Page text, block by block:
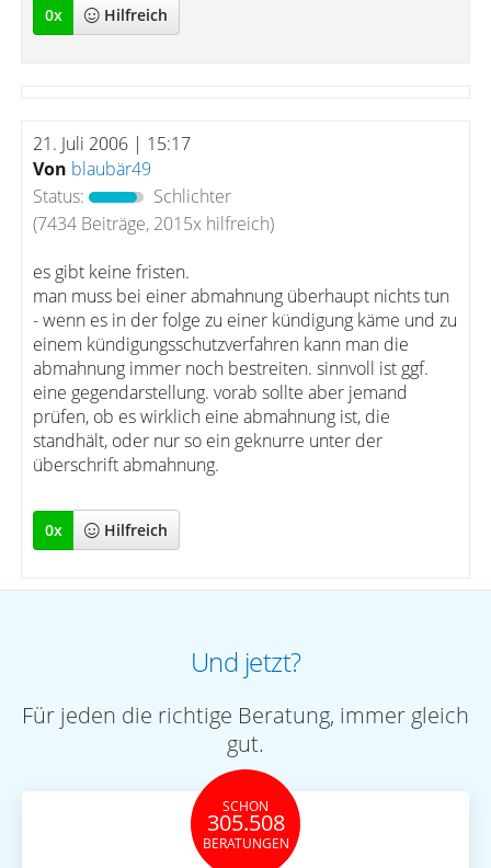
0x Hilfreich
21. Juli 2006 | 15:17
Von blaubär49
Status:
Schlichter
(7434 Beiträge, 2015x hilfreich)
es gibt keine fristen.
man muss bei einer abmahnung überhaupt nichts tun
- wenn es in der folge zu einer kündigung käme und zu
einem kündigungsschutzverfahren kann man die
abmahnung immer noch bestreiten. sinnvoll ist ggf.
eine gegendarstellung. vorab sollte aber jemand
prüfen, ob es wirklich eine abmahnung ist, die
standhält, oder nur so ein geknurre unter der
überschrift abmahnung.
0x Hilfreich
Und jetzt?
Für jeden die richtige Beratung, immer gleich
gut.
SCHON
305.508
BERATUNGEN